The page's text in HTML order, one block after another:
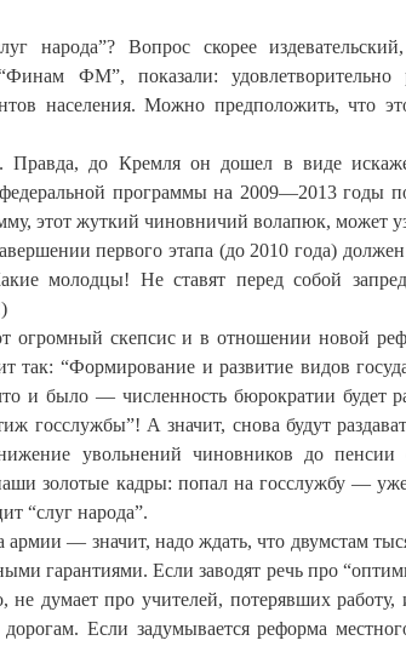
народа”? Вопрос скорее
ФМ”, показали: удовлетворительно
населения. Можно предположить, что
Правда, до Кремля он дошел в виде
программы на 2009—2013 годы
этот жуткий чиновничий волапюк, может
первого этапа (до 2010 года)
молодцы! Не ставят перед собой
огромный скепсис и в отношении новой
так: “Формирование и развитие видов
и было — численность бюрократии будет
госслужбы”! А значит, снова будут
увольнений чиновников до пенсии
золотые кадры: попал на госслужбу —
“слуг народа”.
армии — значит, надо ждать, что двумстам
гарантиями. Если заводят речь про
думает про учителей, потерявших работу,
Если задумывается реформа